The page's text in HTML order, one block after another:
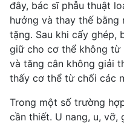
đây, bác sĩ phẫu thuật
hưởng và thay thế
tặng. Sau khi cấy ghép,
giữ cho cơ thể không từ
và tăng cân không giải
thấy cơ thể từ chối các
Trong một số trường
cần thiết. U nang, u,